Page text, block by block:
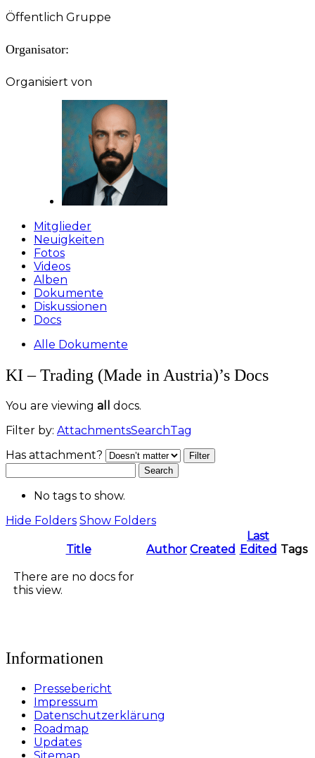
Öffentlich Gruppe
Organisator:
Organisiert von
Mitglieder
Neuigkeiten
Fotos
Videos
Alben
Dokumente
Diskussionen
Docs
Alle Dokumente
KI – Trading (Made in Austria)’s Docs
You are viewing all
docs.
Filter by: AttachmentsSearchTag
Has attachment?
No tags to show.
Hide Folders Show Folders
Title Author Created
Last
Edited Tags
There are no docs for
this view.
Informationen
Pressebericht
Impressum
Datenschutzerklärung
Roadmap
Updates